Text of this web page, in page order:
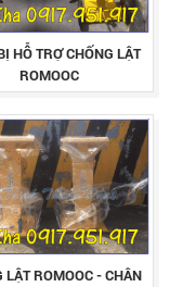
HỖ TRỢ CHỐNG LẬT
ROMOOC
LẬT ROMOOC - CHÂN